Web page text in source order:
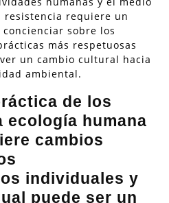
resistencia requiere un
sobre los
más respetuosas
un cambio cultural hacia
ambiental.
de los
ecología humana
cambios
individuales y
puede ser un